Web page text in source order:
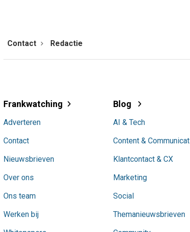
Contact Redactie
Frankwatching
Adverteren
Contact
Nieuwsbrieven
Over ons
Ons team
Werken bij
Blog
AI & Tech
Content &
Klantcontact & CX
Marketing
Social
Themanieuwsbrieven